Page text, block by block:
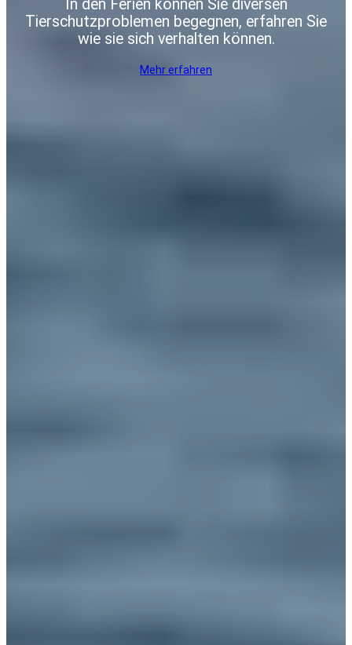
In den Ferien können Sie diversen
Tierschutzproblemen begegnen, erfahren Sie
wie sie sich verhalten können.
Mehr erfahren